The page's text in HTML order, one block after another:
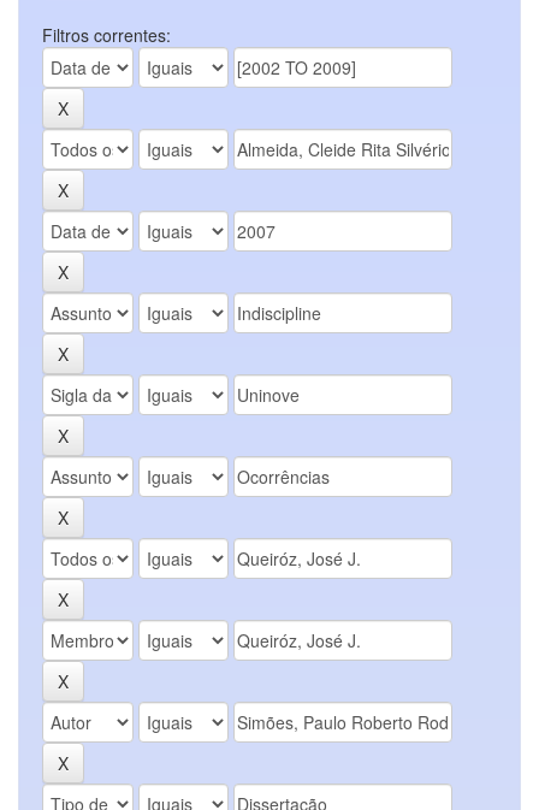
Filtros correntes: